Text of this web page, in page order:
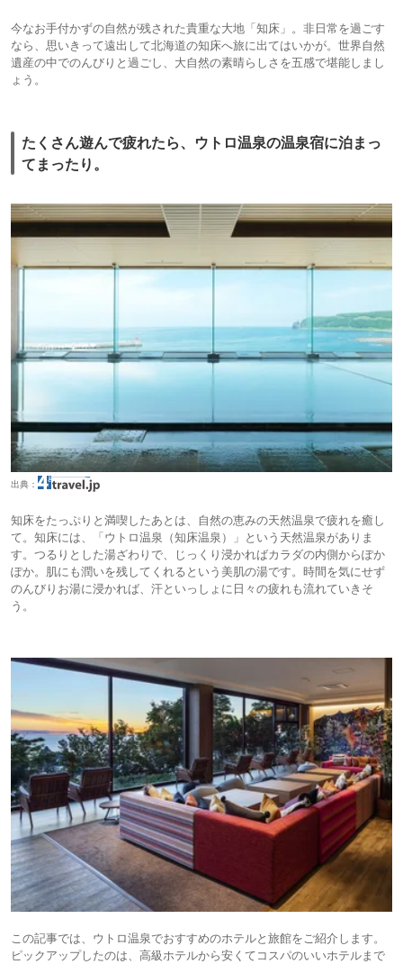
今なお手付かずの自然が残された貴重な大地「知床」。非日常を過ごす
なら、思いきって遠出して北海道の知床へ旅に出てはいかが。世界自然
遺産の中でのんびりと過ごし、大自然の素晴らしさを五感で堪能しまし
ょう。
たくさん遊んで疲れたら、ウトロ温泉の温泉宿に泊まっ
てまったり。
出典：
知床をたっぷりと満喫したあとは、自然の恵みの天然温泉で疲れを癒し
て。知床には、「ウトロ温泉（知床温泉）」という天然温泉がありま
す。つるりとした湯ざわりで、じっくり浸かればカラダの内側からぽか
ぽか。肌にも潤いを残してくれるという美肌の湯です。時間を気にせず
のんびりお湯に浸かれば、汗といっしょに日々の疲れも流れていきそ
う。
この記事では、ウトロ温泉でおすすめのホテルと旅館をご紹介します。
ピックアップしたのは、高級ホテルから安くてコスパのいいホテルまで